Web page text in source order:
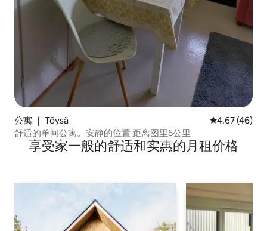
公寓 ｜ Töysä 平均评分
4.67 (46)
舒适的单间公寓。安静的位置 距离图里5公里
享受家一般的舒适和实惠的月租价格